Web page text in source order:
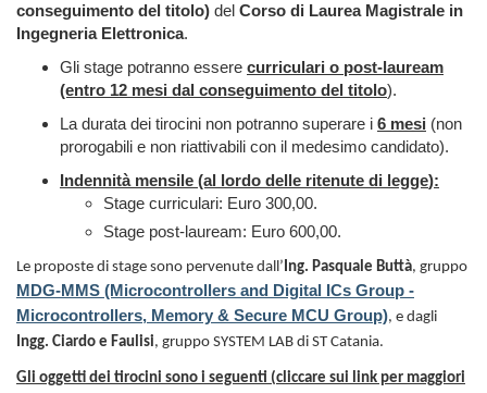
conseguimento del titolo) del Corso di Laurea Magistrale in
Ingegneria Elettronica.
Gli stage potranno essere curriculari o post-lauream
(entro 12 mesi dal conseguimento del titolo).
Ladurata dei tirocini non potranno superare i 6 mesi (non
prorogabili e non riattivabili con il medesimo candidato).
Indennità mensile (al lordo delle ritenute di legge):
Stage curriculari: Euro 300,00.
Stage post-lauream: Euro 600,00.
Le proposte di stage sono pervenute dall’Ing. Pasquale Buttà, gruppo
MDG-MMS (Microcontrollers and Digital ICs Group -
Microcontrollers, Memory & Secure MCU Group), e dagli
Ingg. Ciardo e Faulisi, gruppo SYSTEM LAB di ST Catania.
Gli oggetti dei tirocini sono i seguenti (cliccare sui link per maggiori